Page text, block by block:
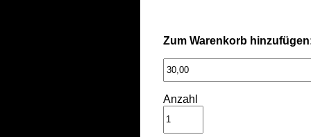
Zum Warenkorb
Anzahl